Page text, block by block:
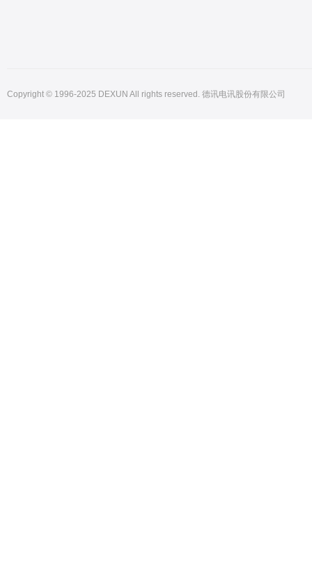
Copyright © 1996-2025 DEXUN All rights reserved. 德讯电讯股份有限公司